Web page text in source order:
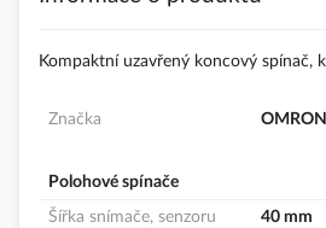
Kompaktní uzavřený koncový spínač,
Značka OMRON
Polohové spínače
Šířka snímače, senzoru
40 mm